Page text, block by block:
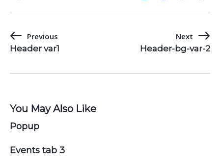
Navigare
articole
Previous
Header var1
Next
Header-bg-var-2
You May Also Like
Popup
Events tab 3